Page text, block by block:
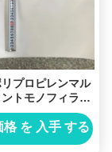
プロピレンマル
トモノフィラメ
ルタークロス
格 を 入手 する